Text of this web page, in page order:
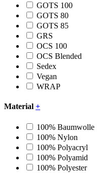
GOTS 100
GOTS 80
GOTS 85
GRS
OCS 100
OCS Blended
Sedex
Vegan
WRAP
Material +
100% Baumwolle
100% Nylon
100% Polyacryl
100% Polyamid
100% Polyester